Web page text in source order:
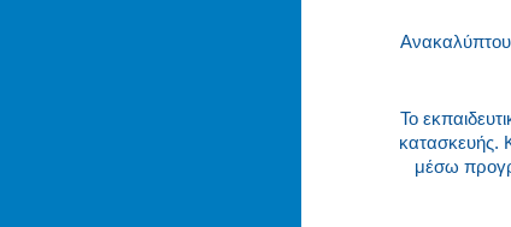
Το
κατασκευής.
μέσω